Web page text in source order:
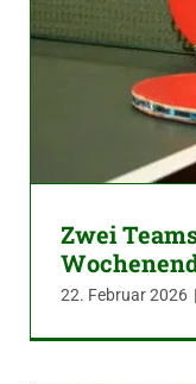
Zwei
22. Februar 2026 |